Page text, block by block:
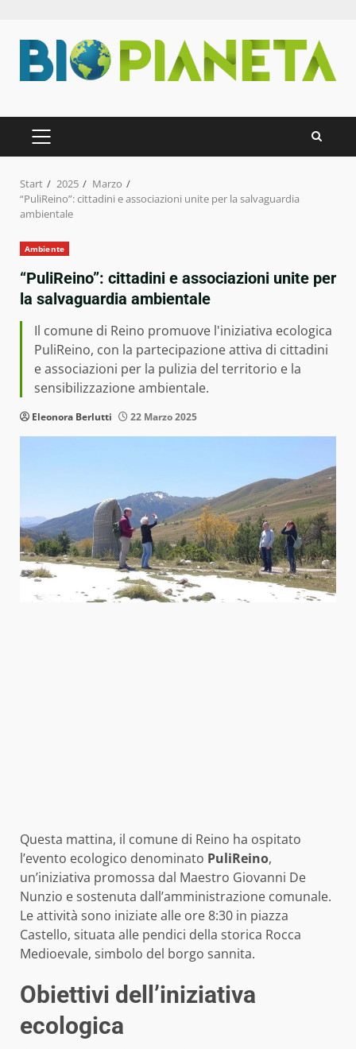
Inhalt
springen
PRIMÄRES
MENÜ
Start 2025
Marzo
“PuliReino”: cittadini e associazioni unite per la salvaguardia
ambientale
Ambiente
“PuliReino”: cittadini e associazioni unite per
la salvaguardia ambientale
Il comune di Reino promuove l'iniziativa ecologica
PuliReino, con la partecipazione attiva di cittadini
e associazioni per la pulizia del territorio e la
sensibilizzazione ambientale.
Eleonora Berlutti 22 Marzo 2025
Questa mattina, il comune di Reino ha ospitato
l’evento ecologico denominato PuliReino,
un’iniziativa promossa dal Maestro Giovanni De
Nunzio e sostenuta dall’amministrazione comunale.
Le attività sono iniziate alle ore 8:30 in piazza
Castello, situata alle pendici della storica Rocca
Medioevale, simbolo del borgo sannita.
Obiettivi dell’iniziativa
ecologica